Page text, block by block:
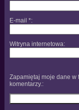
E-mail *
Witryna internetowa
Zapamiętaj moje dane
komentarzy.